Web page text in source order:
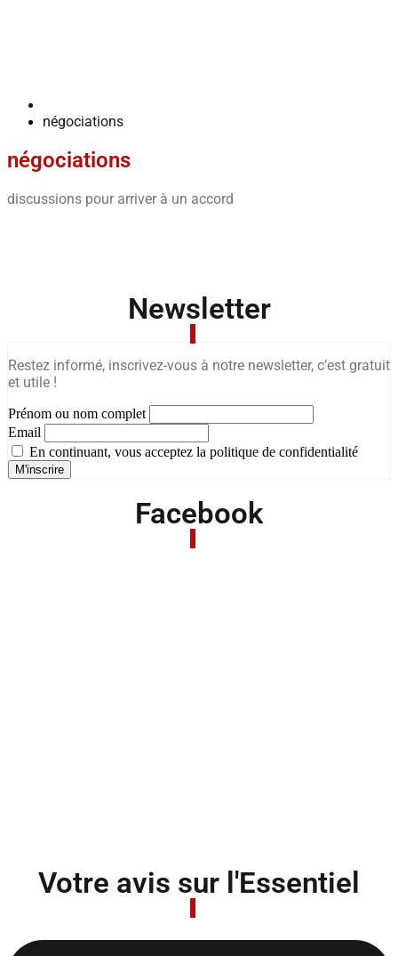
négociations
négociations
discussions pour arriver à un accord
Newsletter
Restez informé, inscrivez-vous à notre newsletter, c’est gratuit
et utile !
Prénom ou nom complet
Email
En continuant, vous acceptez la politique de confidentialité
Facebook
Votre avis sur l'Essentiel